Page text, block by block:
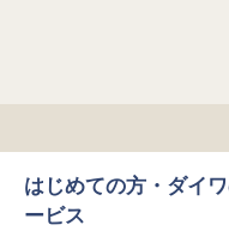
はじめての方・ダイ
ービス